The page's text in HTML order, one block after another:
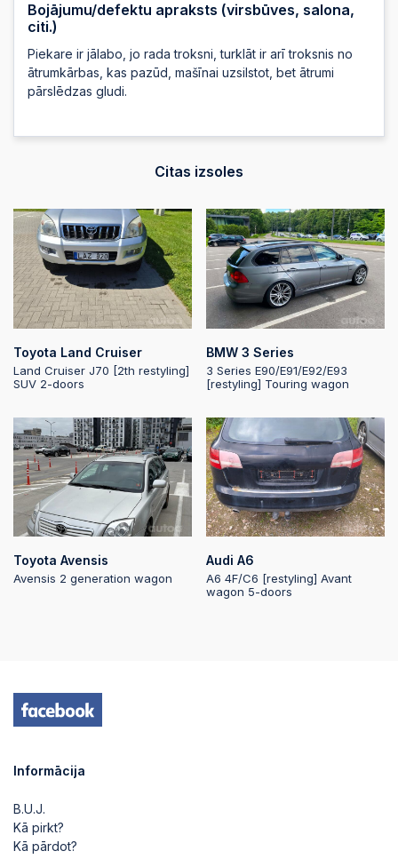
2025-06-03
2025-06-03 20:50:18
2025-06-03 20:50:15
2025-06-03 20:50:15
2025-06-03
20:50:09
2025-06-03
20:50:09
2025-06-03
20:50:04
Bojājumu/defektu apraksts (virsbūves, salona,
citi.)
Piekare ir jālabo, jo rada troksni, turklāt ir arī troksnis no
ātrumkārbas, kas pazūd, mašīnai uzsilstot, bet ātrumi
pārslēdzas gludi.
Citas izsoles
Toyota Land Cruiser
Land Cruiser J70 [2th restyling]
SUV 2-doors
BMW 3 Series
3 Series E90/E91/E92/E93
[restyling] Touring wagon
Toyota Avensis
Avensis 2 generation wagon
Audi A6
A6 4F/C6 [restyling] Avant
wagon 5-doors
Informācija
B.U.J.
Kā pirkt?
Kā pārdot?